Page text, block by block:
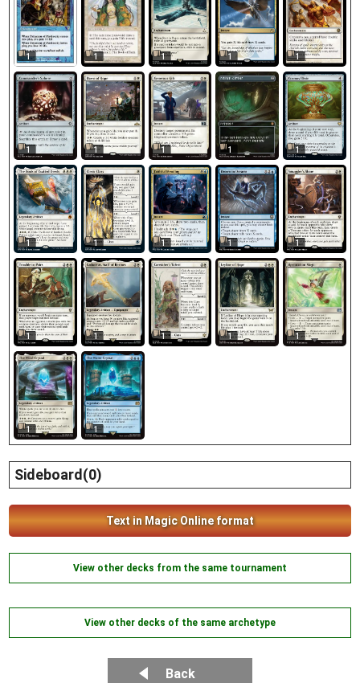
1 1 1 1 1
1 1 1 1 1
1 1 1 1 1
1 1 1 1 1
1 1
Sideboard(0)
Text in Magic Online format
View other decks from the same tournament
View other decks of the same archetype
Back